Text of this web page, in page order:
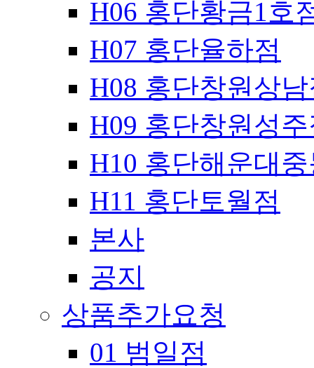
H06 홍단황금1호
H07 홍단율하점
H08 홍단창원상
H09 홍단창원성
H10 홍단해운대
H11 홍단토월점
본사
공지
상품추가요청
01 범일점